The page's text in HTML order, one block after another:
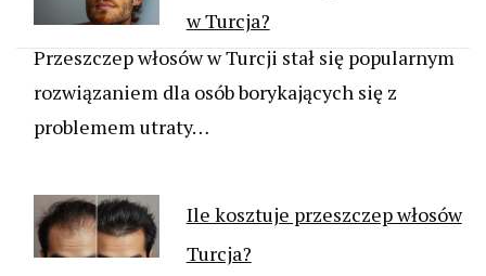
w Turcja?
Przeszczep włosów w Turcji stał się popularnym
rozwiązaniem dla osób borykających się z
problemem utraty…
Ile kosztuje przeszczep włosów
Turcja?